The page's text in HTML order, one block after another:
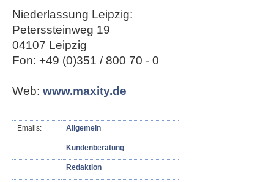
Niederlassung Leipzig:
Peterssteinweg 19
04107 Leipzig
Fon: +49 (0)351 / 800 70 - 0
Web: www.maxity.de
Emails: Allgemein
Kundenberatung
Redaktion